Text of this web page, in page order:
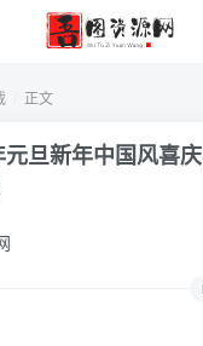
正文
旦新年中国风喜